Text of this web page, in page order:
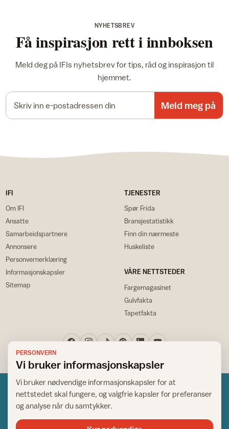
NYHETSBREV
Få inspirasjon rett i innboksen
Meld deg på IFIs nyhetsbrev for tips, råd og inspirasjon til
hjemmet.
Meld meg på
IFI
Om IFI
Ansatte
Samarbeidspartnere
Annonsere
Personvernerklæring
Informasjonskapsler
Sitemap
TJENESTER
Spør Frida
Bransjestatistikk
Finn din nærmeste
Huskeliste
VÅRE NETTSTEDER
Fargemagasinet
Gulvfakta
Tapetfakta
PERSONVERN
Vi bruker informasjonskapsler
Vi bruker nødvendige informasjonskapsler for at
nettstedet skal fungere, og valgfrie kapsler for preferanser
og analyse når du samtykker.